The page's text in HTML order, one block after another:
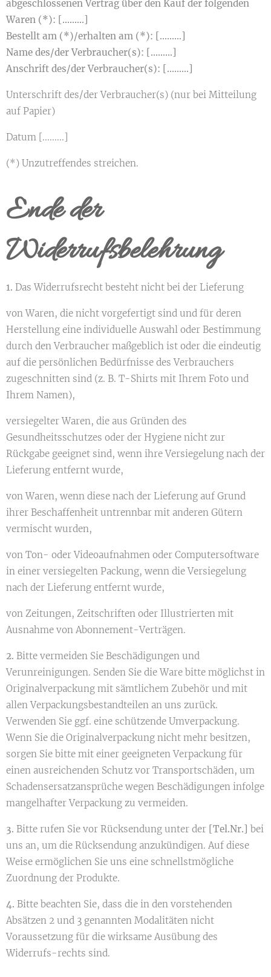
abgeschlossenen Vertrag über den Kauf der folgenden
Waren (*): [.........]
Bestellt am (*)/erhalten am (*): [.........]
Name des/der Verbraucher(s): [.........]
Anschrift des/der Verbraucher(s): [.........]
Unterschrift des/der Verbraucher(s) (nur bei Mitteilung
auf Papier)
Datum [.........]
(*) Unzutreffendes streichen.
Ende der
Widerrufsbelehrung
1. Das Widerrufsrecht besteht nicht bei der Lieferung
von Waren, die nicht vorgefertigt sind und für deren
Herstellung eine individuelle Auswahl oder Bestimmung
durch den Verbraucher maßgeblich ist oder die eindeutig
auf die persönlichen Bedürfnisse des Verbrauchers
zugeschnitten sind (z. B. T-Shirts mit Ihrem Foto und
Ihrem Namen),
versiegelter Waren, die aus Gründen des
Gesundheitsschutzes oder der Hygiene nicht zur
Rückgabe geeignet sind, wenn ihre Versiegelung nach der
Lieferung entfernt wurde,
von Waren, wenn diese nach der Lieferung auf Grund
ihrer Beschaffenheit untrennbar mit anderen Gütern
vermischt wurden,
von Ton- oder Videoaufnahmen oder Computersoftware
in einer versiegelten Packung, wenn die Versiegelung
nach der Lieferung entfernt wurde,
von Zeitungen, Zeitschriften oder Illustrierten mit
Ausnahme von Abonnement-Verträgen.
2. Bitte vermeiden Sie Beschädigungen und
Verunreinigungen. Senden Sie die Ware bitte möglichst in
Originalverpackung mit sämtlichem Zubehör und mit
allen Verpackungsbestandteilen an uns zurück.
Verwenden Sie ggf. eine schützende Umverpackung.
Wenn Sie die Originalverpackung nicht mehr besitzen,
sorgen Sie bitte mit einer geeigneten Verpackung für
einen ausreichenden Schutz vor Transportschäden, um
Schadensersatzansprüche wegen Beschädigungen infolge
mangelhafter Verpackung zu vermeiden.
3. Bitte rufen Sie vor Rücksendung unter der [Tel.Nr.] bei
uns an, um die Rücksendung anzukündigen. Auf diese
Weise ermöglichen Sie uns eine schnellstmögliche
Zuordnung der Produkte.
4. Bitte beachten Sie, dass die in den vorstehenden
Absätzen 2 und 3 genannten Modalitäten nicht
Voraussetzung für die wirksame Ausübung des
Widerrufs-rechts sind.